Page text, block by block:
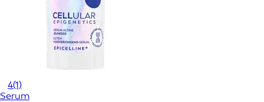
4(1)
Serum